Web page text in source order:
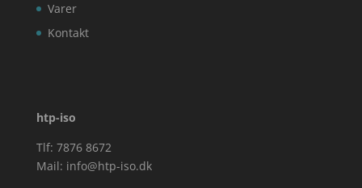
Varer
Kontakt
htp-iso
Tlf: 7876 8672
Mail: info@htp-iso.dk